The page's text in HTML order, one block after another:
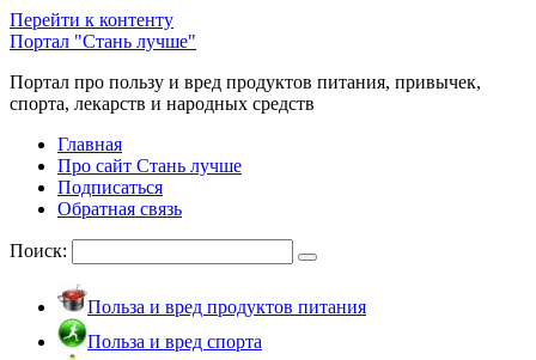
Перейти к контенту
Портал "Стань лучше"
Портал про пользу и вред продуктов питания, привычек,
спорта, лекарств и народных средств
Главная
Про сайт Стань лучше
Подписаться
Обратная связь
Поиск:
Польза и вред продуктов питания
Польза и вред спорта